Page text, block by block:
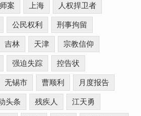
案 上海 人权捍卫者
公民权利 刑事拘留
吉林 天津 宗教信仰
强迫失踪 控告状
无锡市 曹顺利 月度报告
头条 残疾人 江天勇